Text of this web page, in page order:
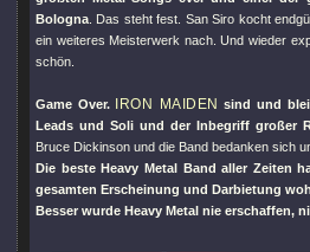
Bologna . Das steht fest. San Siro kocht
ein weiteres Meisterwerk nach. Und wieder
schön.
Game Over. IRON MAIDEN sind und
Leads und Soli und der Inbegriff großer
Bruce Dickinson und die Band bedanken sich
Die beste Heavy Metal Band aller Zeiten
gesamten Erscheinung und Darbietung
Besser wurde Heavy Metal nie erschaffen,